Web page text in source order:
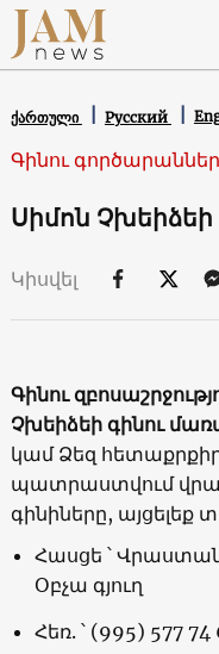
ქართული Русский
Գինու գործարաններ
Սիմոն
Կիսվել
Գինու
Չխեիձեի գինու
կամ Ձեզ
պատրաստվում
գինիները, այցելեք
Հասցե ՝
Օբչա գյուղ
Հեռ. ՝ (995) 577 74